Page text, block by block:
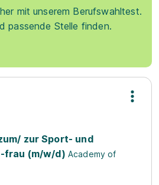
mit unserem Berufswahltest.
passende Stelle finden.
zur Sport- und
frau (m/w/d) Academy of